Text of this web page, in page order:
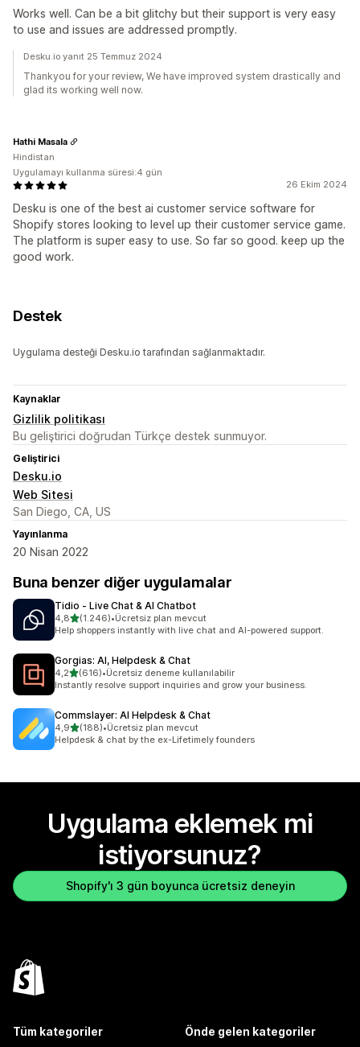
Works well. Can be a bit glitchy but their support is very easy
to use and issues are addressed promptly.
Desku.io yanıt 25 Temmuz 2024
Thankyou for your review, We have improved system drastically and
glad its working well now.
26 Ekim 2024
Desku is one of the best ai customer service software for
Shopify stores looking to level up their customer service game.
The platform is super easy to use. So far so good. keep up the
good work.
Hathi Masala
Hindistan
Uygulamayı kullanma süresi:4 gün
Destek
Uygulama desteği Desku.io tarafından sağlanmaktadır.
Kaynaklar
Gizlilik politikası
Bu geliştirici doğrudan Türkçe destek sunmuyor.
Geliştirici
Desku.io
Web Sitesi
San Diego, CA, US
Yayınlanma
20 Nisan 2022
Buna benzer diğer uygulamalar
Tidio ‑ Live Chat & AI Chatbot
4,85 yıldız üzerinden
(1.246)
toplam 1246 değerlendirme
•Ücretsiz plan mevcut
Help shoppers instantly with live chat and AI-powered support.
Gorgias: AI, Helpdesk & Chat
4,25 yıldız üzerinden
(616)
toplam 616 değerlendirme
•Ücretsiz deneme kullanılabilir
Instantly resolve support inquiries and grow your business.
Commslayer: AI Helpdesk & Chat
4,95 yıldız üzerinden
(188)
toplam 188 değerlendirme
•Ücretsiz plan mevcut
Helpdesk & chat by the ex-Lifetimely founders
Uygulama eklemek mi
istiyorsunuz?
Shopify'ı 3 gün boyunca ücretsiz deneyin
Tüm kategoriler Önde gelen kategoriler